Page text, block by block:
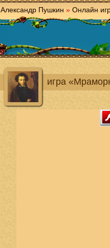
Александр Пушкин » Онлайн
игра